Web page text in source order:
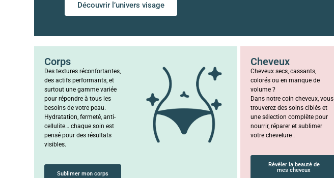
Découvrir l’univers visage
Corps
Des textures réconfortantes,
des actifs performants, et
surtout une gamme variée
pour répondre à tous les
besoins de votre peau.
Hydratation, fermeté, anti-
cellulite… chaque soin est
pensé pour des résultats
visibles.
Sublimer mon corps
Cheveux
Cheveux secs, cassants,
colorés ou en manque de
volume ?
Dans notre coin cheveux, vous
trouverez des soins ciblés et
une sélection complète pour
nourrir, réparer et sublimer
votre chevelure .
Révéler la beauté de
mes cheveux